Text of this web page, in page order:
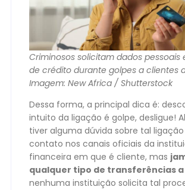
Criminosos solicitam dados pessoais
de crédito durante golpes a clientes
Imagem: New Africa / Shutterstock
Dessa forma, a principal dica é:
intuito da ligação é golpe, desligue!
tiver alguma dúvida sobre tal
contato nos canais oficiais da
financeira em que é cliente, mas
qualquer tipo de transferências
nenhuma instituição solicita tal